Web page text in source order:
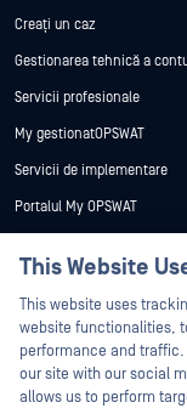
Creați un caz
Gestionarea tehnică a
Servicii profesionale
My gestionatOPSWAT
Servicii de implementare
Portalul My OPSWAT
Formare
vulnerabilităților
Parteneri
Certificare
This Website
This website uses
website functionalities,
performance and
our site with our social
allows us to perform